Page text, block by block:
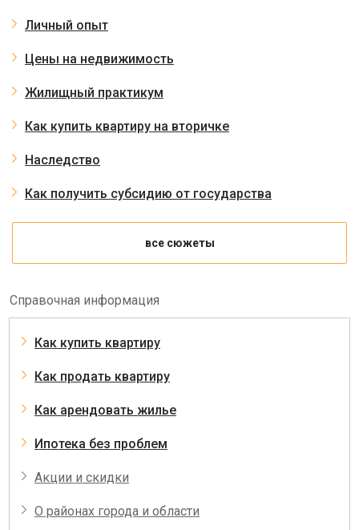
Личный опыт
Цены на недвижимость
Жилищный практикум
Как купить квартиру на вторичке
Наследство
Как получить субсидию от государства
все сюжеты
Справочная информация
Как купить квартиру
Как продать квартиру
Как арендовать жилье
Ипотека без проблем
Акции и скидки
О районах города и области